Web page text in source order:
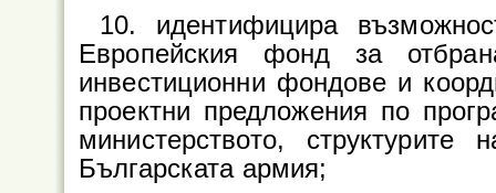
10. идентифицира
Европейския фонд за
инвестиционни фондове и
проектни предложения по
министерството,
Българската армия;